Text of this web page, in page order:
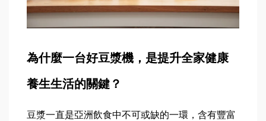
為什麼一台好豆漿機，是提升全家健康
養生生活的關鍵？
豆漿一直是亞洲飲食中不可或缺的一環，含有豐富